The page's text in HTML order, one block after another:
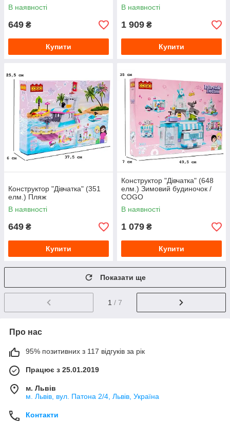
В наявності
649 ₴
Купити
В наявності
1 909 ₴
Купити
Конструктор "Дівчатка" (351
елм.) Пляж
В наявності
649 ₴
Купити
Конструктор "Дівчатка" (648
елм.) Зимовий будиночок /
COGO
В наявності
1 079 ₴
Купити
Показати ще
1 / 7
Про нас
95% позитивних з 117 відгуків за рік
Працює з 25.01.2019
м. Львів
м. Львів, вул. Патона 2/4, Львів, Україна
Контакти